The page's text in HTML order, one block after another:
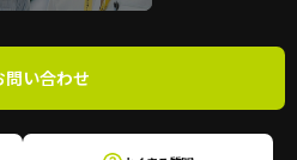
問い合わせ